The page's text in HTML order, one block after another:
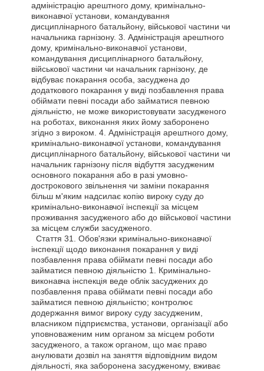
адміністрацію арештного дому, кримінально-
виконавчої установи, командування
дисциплінарного батальйону, військової частини чи
начальника гарнізону. 3. Адміністрація арештного
дому, кримінально-виконавчої установи,
командування дисциплінарного батальйону,
військової частини чи начальник гарнізону, де
відбуває покарання особа, засуджена до
додаткового покарання у виді позбавлення права
обіймати певні посади або займатися певною
діяльністю, не може використовувати засудженого
на роботах, виконання яких йому заборонено
згідно з вироком. 4. Адміністрація арештного дому,
кримінально-виконавчої установи, командування
дисциплінарного батальйону, військової частини чи
начальник гарнізону після відбуття засудженим
основного покарання або в разі умовно-
дострокового звільнення чи заміни покарання
більш м'яким надсилає копію вироку суду до
кримінально-виконавчої інспекції за місцем
проживання засудженого або до військової частини
за місцем служби засудженого.
Стаття 31. Обов'язки кримінально-виконавчої
інспекції щодо виконання покарання у виді
позбавлення права обіймати певні посади або
займатися певною діяльністю 1. Кримінально-
виконавча інспекція веде облік засуджених до
позбавлення права обіймати певні посади або
займатися певною діяльністю; контролює
додержання вимог вироку суду засудженим,
власником підприємства, установи, організації або
уповноваженим ним органом за місцем роботи
засудженого, а також органом, що має право
анулювати дозвіл на заняття відповідним видом
діяльності, яка заборонена засудженому, вживає